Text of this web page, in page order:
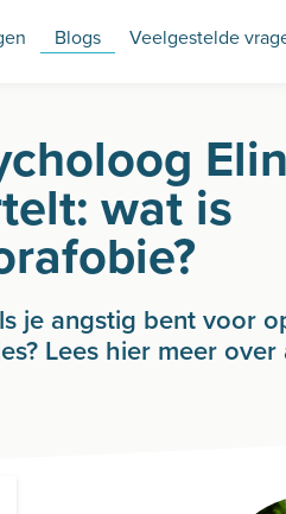
Blogs Veelgestelde
wat is
je angstig bent voor
Lees hier meer